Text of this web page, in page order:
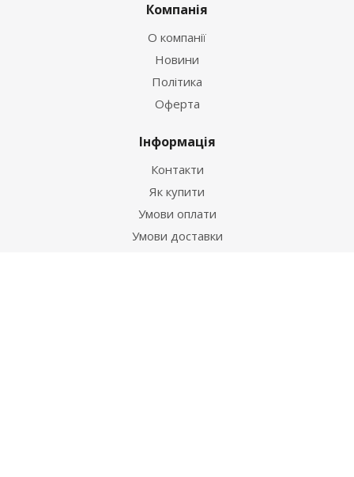
Компанія
О компанії
Новини
Політика
Оферта
Інформація
Контакти
Як купити
Умови оплати
Умови доставки